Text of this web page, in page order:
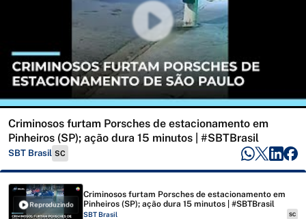
Criminosos furtam Porsches de estacionamento em
Pinheiros (SP); ação dura 15 minutos | #SBTBrasil
SBT Brasil SC
Reproduzindo
Criminosos furtam Porsches de estacionamento em
Pinheiros (SP); ação dura 15 minutos | #SBTBrasil
SBT Brasil SC